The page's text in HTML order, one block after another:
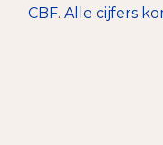
CBF. Alle cijfers